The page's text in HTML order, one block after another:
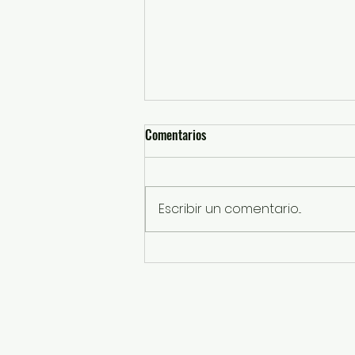
GEM rehabilita el Centro Deportivo
Comentarios
Escribir un comentario...